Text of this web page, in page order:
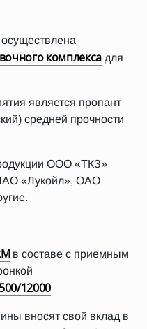
комплекса для
является пропант
средней прочности
ООО «ТКЗ»
«Лукойл», ОАО
в составе с приемным
12000
вносят свой вклад в